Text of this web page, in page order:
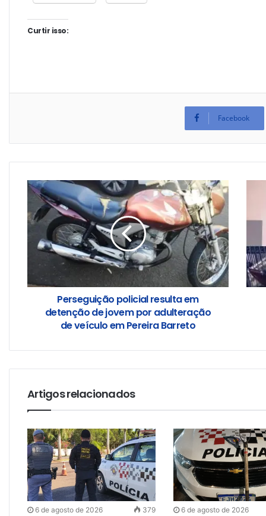
Curtir isso:
Facebook
Perseguição policial resulta em
detenção de jovem por adulteração
de veículo em Pereira Barreto
Artigos relacionados
6 de agosto de 2026 379 6 de agosto de 2026